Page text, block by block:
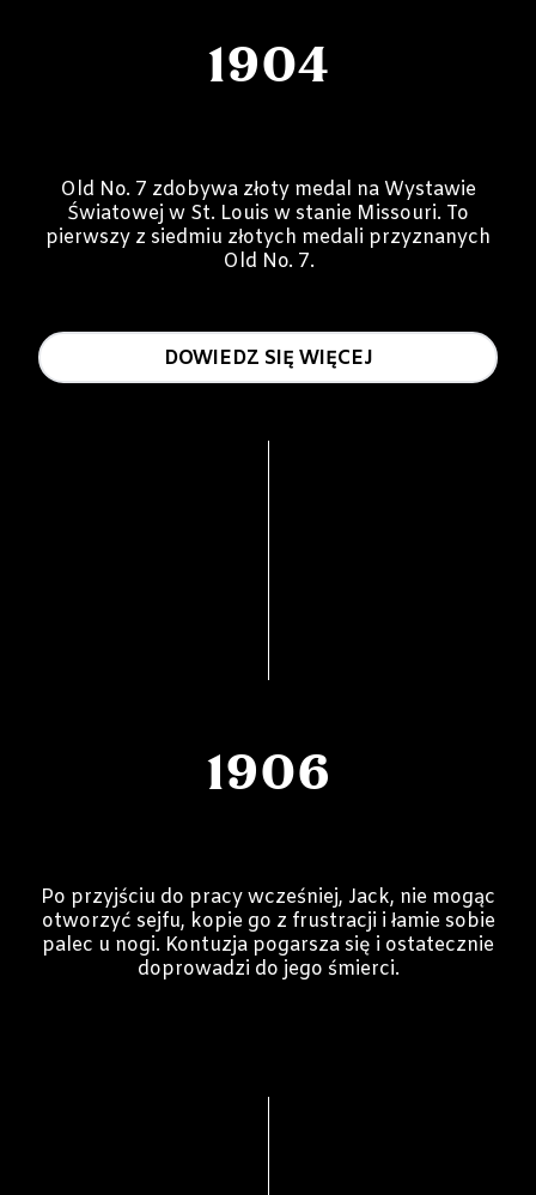
1904
Old No. 7 zdobywa złoty medal na Wystawie
Światowej w St. Louis w stanie Missouri. To
pierwszy z siedmiu złotych medali przyznanych
Old No. 7.
DOWIEDZ SIĘ WIĘCEJ
1906
Po przyjściu do pracy wcześniej, Jack, nie mogąc
otworzyć sejfu, kopie go z frustracji i łamie sobie
palec u nogi. Kontuzja pogarsza się i ostatecznie
doprowadzi do jego śmierci.